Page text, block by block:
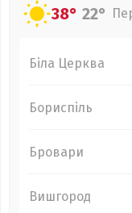
38° 22°
Біла Церква
Бориспіль
Бровари
Вишгород